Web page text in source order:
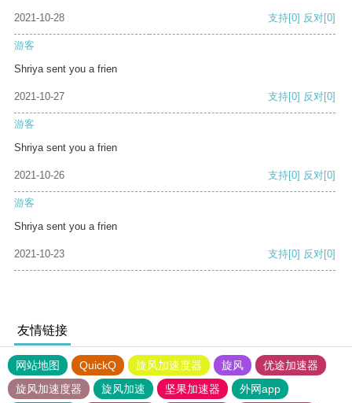
2021-10-28 支持[0] 反对[0]
游客
Shriya sent you a frien
2021-10-27 支持[0] 反对[0]
游客
Shriya sent you a frien
2021-10-26 支持[0] 反对[0]
游客
Shriya sent you a frien
2021-10-23 支持[0] 反对[0]
友情链接
网站地图 QuickQ 旋风加速度器 旋风
优途加速器
旋风加速度器
旋风加速 坚果加速器
外网app